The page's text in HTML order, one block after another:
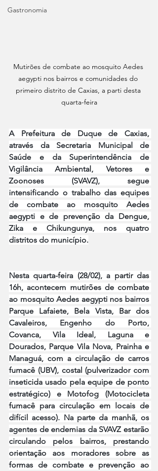
Gastronomia
Mutirões de combate ao mosquito Aedes
aegypti nos bairros e comunidades do
primeiro distrito de Caxias, a parti desta
quarta-feira
A Prefeitura de Duque de Caxias,
através da Secretaria Municipal de
Saúde e da Superintendência de
Vigilância Ambiental, Vetores e
Zoonoses (SVAVZ), segue
intensificando o trabalho das equipes
de combate ao mosquito Aedes
aegypti e de prevenção da Dengue,
Zika e Chikungunya, nos quatro
distritos do município.
Nesta quarta-feira (28/02), a partir das
16h, acontecem mutirões de combate
ao mosquito Aedes aegypti nos bairros
Parque Lafaiete, Bela Vista, Bar dos
Cavaleiros, Engenho do Porto,
Covanca, Vila Ideal, Laguna e
Dourados, Parque Vila Nova, Prainha e
Managuá, com a circulação de carros
fumacê (UBV), costal (pulverizador com
inseticida usado pela equipe de ponto
estratégico) e Motofog (Motocicleta
fumacê para circulação em locais de
difícil acesso). Na parte da manhã, os
agentes de endemias da SVAVZ estarão
circulando pelos bairros, prestando
orientação aos moradores sobre as
formas de combate e prevenção ao